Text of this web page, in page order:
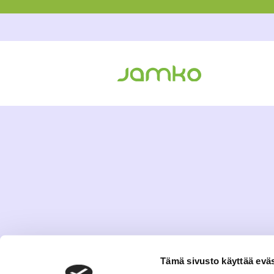
Tämä sivusto käyttää